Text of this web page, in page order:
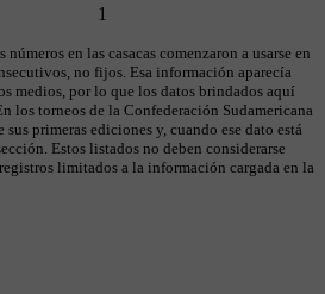
1
en las casacas comenzaron a usarse en
no fijos. Esa información aparecía
medios, por lo que los datos brindados aquí
los torneos de la Confederación Sudamericana
primeras ediciones y, cuando ese dato está
Estos listados no deben considerarse
limitados a la información cargada en la